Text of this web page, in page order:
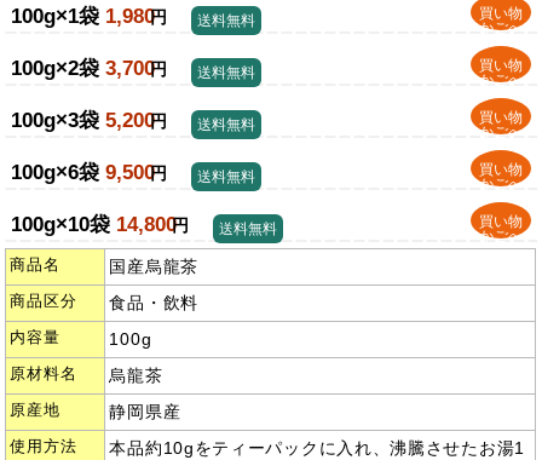
100g×1袋 1,980円
買い物
かごへ
送料無料
100g×2袋 3,700円
買い物
かごへ
送料無料
100g×3袋 5,200円
買い物
かごへ
送料無料
100g×6袋 9,500円
買い物
かごへ
送料無料
100g×10袋 14,800円
買い物
かごへ
送料無料
商品名 国産烏龍茶
商品区分 食品・飲料
内容量 100g
原材料名 烏龍茶
原産地 静岡県産
使用方法
本品約10gをティーパックに入れ、沸騰させたお湯1